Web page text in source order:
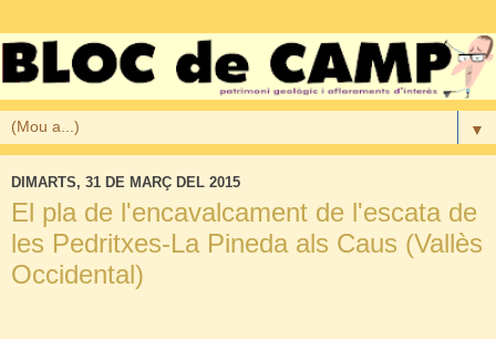
▼
DIMARTS, 31 DE MARÇ DEL 2015
El pla de l'encavalcament de l'escata de
les Pedritxes-La Pineda als Caus (Vallès
Occidental)